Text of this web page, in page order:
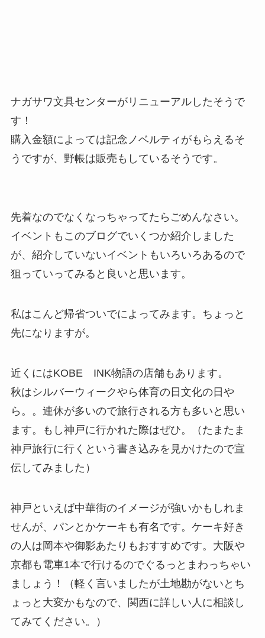
ナガサワ文具センターがリニューアルしたそうで
す！
購入金額によっては記念ノベルティがもらえるそ
うですが、野帳は販売もしているそうです。
先着なのでなくなっちゃってたらごめんなさい。
イベントもこのブログでいくつか紹介しました
が、紹介していないイベントもいろいろあるので
狙っていってみると良いと思います。
私はこんど帰省ついでによってみます。ちょっと
先になりますが。
近くにはKOBE INK物語の店舗もあります。
秋はシルバーウィークやら体育の日文化の日や
ら。。連休が多いので旅行される方も多いと思い
ます。もし神戸に行かれた際はぜひ。（たまたま
神戸旅行に行くという書き込みを見かけたので宣
伝してみました）
神戸といえば中華街のイメージが強いかもしれま
せんが、パンとかケーキも有名です。ケーキ好き
の人は岡本や御影あたりもおすすめです。大阪や
京都も電車1本で行けるのでぐるっとまわっちゃい
ましょう！（軽く言いましたが土地勘がないとち
ょっと大変かもなので、関西に詳しい人に相談し
てみてください。）